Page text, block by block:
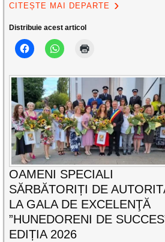
CITEȘTE MAI DEPARTE
Distribuie acest articol
OAMENI SPECIALI
SĂRBĂTORIȚI DE
LA GALA DE EXCELENŢĂ
”HUNEDORENI DE
EDIȚIA 2026